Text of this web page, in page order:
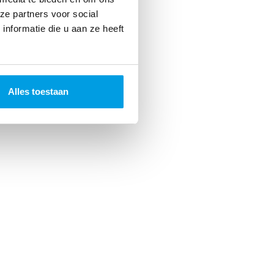
partners voor social
die u aan ze heeft
Alles toestaan